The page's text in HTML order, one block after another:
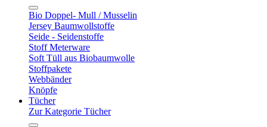
Bio Doppel- Mull / Musselin
Jersey Baumwollstoffe
Seide - Seidenstoffe
Stoff Meterware
Soft Tüll aus Biobaumwolle
Stoffpakete
Webbänder
Knöpfe
Tücher
Zur Kategorie Tücher